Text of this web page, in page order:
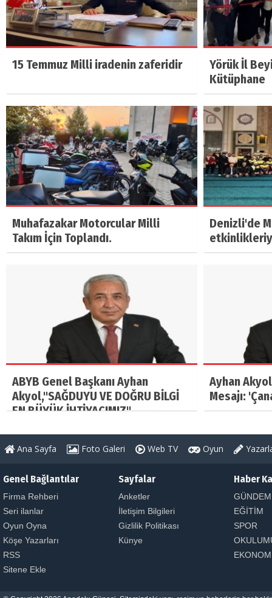
15 Temmuz Milli iradenin zaferidir
Yörük İl
Kütüphane
Muhafazakar Motorcular Milli
Takım İçin Toplandı.
Denizli'de
ABYB Genel Başkanı Ayhan
Akyol,"SAĞDUYU VE DOĞRU BİLGİ
EN BÜYÜK İHTİYACIMIZ"
Ayhan
Mesajı:
Ana Sayfa Foto Galeri Web TV Oyun
Genel Bağlantılar
Firma Rehberi
Seri ilanlar
Oyun Oyna
Köşe Yazarları
RSS
Sitene Ekle
Sayfalar
Anketler
İletişim Bilgileri
Gizlilik Politikası
Künye
Haber
GÜNDEM
EĞİTİM
SPOR